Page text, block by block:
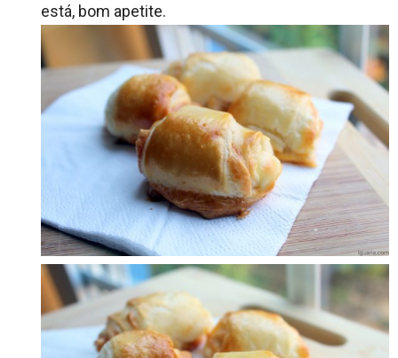
está, bom apetite.